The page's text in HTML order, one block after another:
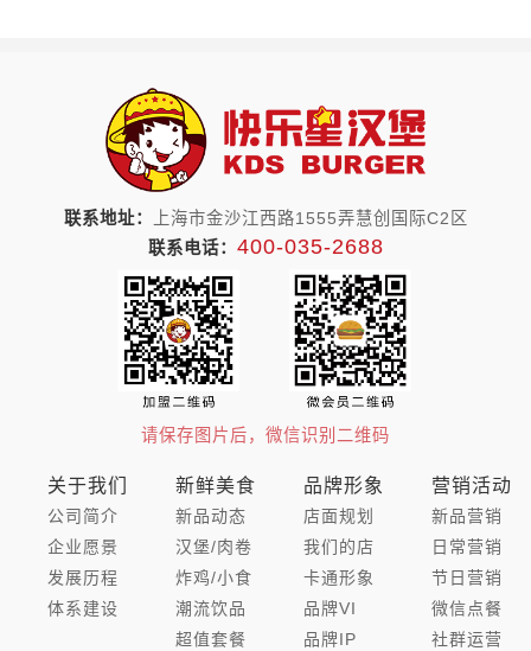
联系地址：
上海市金沙江西路1555弄慧创国际C2区
联系电话： 400-035-2688
请保存图片后，微信识别二维码
关于我们
公司简介
企业愿景
发展历程
体系建设
新鲜美食
新品动态
汉堡/肉卷
炸鸡/小食
潮流饮品
超值套餐
品牌形象
店面规划
我们的店
卡通形象
品牌VI
品牌IP
营销活动
新品营销
日常营销
节日营销
微信点餐
社群运营